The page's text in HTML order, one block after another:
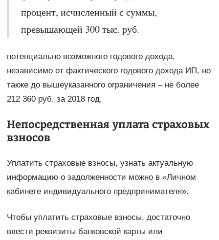
процент, исчисленный с суммы,
превышающей 300 тыс. руб.
потенциально возможного годового дохода,
независимо от фактического годового дохода ИП, но
также до вышеуказанного ограничения – не более
212 360 руб. за 2018 год.
Непосредственная уплата страховых
взносов
Уплатить страховые взносы, узнать актуальную
информацию о задолженности можно в «Личном
кабинете индивидуального предпринимателя».
Чтобы уплатить страховые взносы, достаточно
ввести реквизиты банковской карты или